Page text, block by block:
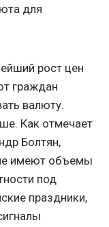
для
рост цен
граждан
валюту.
Как отмечает
Болтян,
имеют объемы
под
праздники,